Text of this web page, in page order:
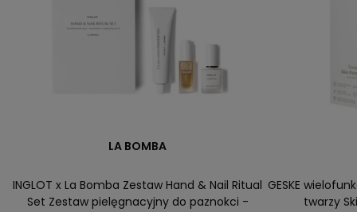
LA BOMBA
INGLOT x La Bomba Zestaw Hand & Nail Ritual
Set Zestaw pielęgnacyjny do paznokci -
GESKE
twarzy